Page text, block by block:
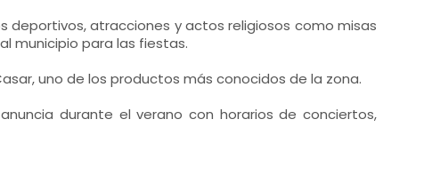
deportivos, atracciones y actos religiosos como misas
municipio para las fiestas.
uno de los productos más conocidos de la zona.
durante el verano con horarios de conciertos,